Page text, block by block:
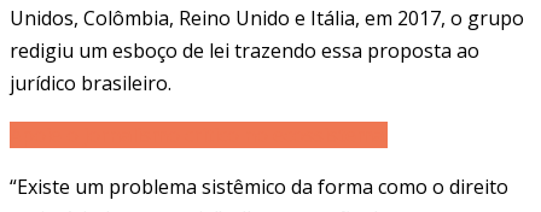
Unidos, Colômbia, Reino Unido e Itália, em 2017, o grupo
redigiu um esboço de lei trazendo essa proposta ao
jurídico brasileiro.
“Existe um problema sistêmico da forma como o direito